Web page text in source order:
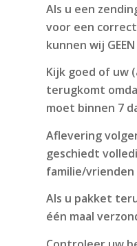
Als u een
voor een
kunnen wij
Kijk goed of uw
terugkomt
moet binnen 7
Aflevering
geschiedt
familie/
Als u pakket
één maal